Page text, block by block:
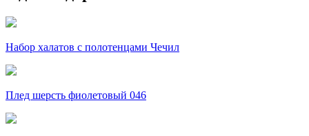
Набор халатов с полотенцами Чечил
Плед шерсть фиолетовый 046